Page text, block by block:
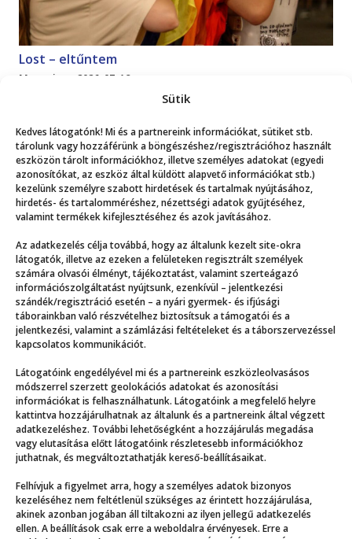
Sütik
Kedves látogatónk! Mi és a partnereink információkat, sütiket stb.
tárolunk vagy hozzáférünk a böngészéshez/regisztrációhoz használt
eszközön tárolt információkhoz, illetve személyes adatokat (egyedi
azonosítókat, az eszköz által küldött alapvető információkat stb.)
kezelünk személyre szabott hirdetések és tartalmak nyújtásához,
hirdetés- és tartalomméréshez, nézettségi adatok gyűjtéséhez,
valamint termékek kifejlesztéséhez és azok javításához.
Az adatkezelés célja továbbá, hogy az általunk kezelt site-okra
látogatók, illetve az ezeken a felületeken regisztrált személyek
számára olvasói élményt, tájékoztatást, valamint szerteágazó
információszolgáltatást nyújtsunk, ezenkívül – jelentkezési
szándék/regisztráció esetén – a nyári gyermek- és ifjúsági
táborainkban való részvételhez biztosítsuk a támogatói és a
jelentkezési, valamint a számlázási feltételeket és a táborszervezéssel
kapcsolatos kommunikációt.
Látogatóink engedélyével mi és a partnereink eszközleolvasásos
módszerrel szerzett geolokációs adatokat és azonosítási
információkat is felhasználhatunk. Látogatóink a megfelelő helyre
kattintva hozzájárulhatnak az általunk és a partnereink által végzett
adatkezeléshez. További lehetőségként a hozzájárulás megadása
vagy elutasítása előtt látogatóink részletesebb információkhoz
juthatnak, és megváltoztathatják kereső-beállításaikat.
Felhívjuk a figyelmet arra, hogy a személyes adatok bizonyos
kezeléséhez nem feltétlenül szükséges az érintett hozzájárulása,
akinek azonban jogában áll tiltakozni az ilyen jellegű adatkezelés
ellen. A beállítások csak erre a weboldalra érvényesek. Erre a
Lost – eltűntem
Magazin 2026. 07. 18.
Még több
Mi teszi a jó zenét?